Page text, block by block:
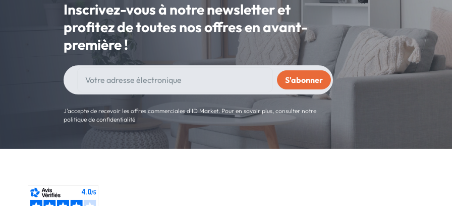
Inscrivez-vous à notre newsletter et
profitez de toutes nos offres en avant-
première !
J'accepte de recevoir les offres commerciales d'ID Market. Pour en savoir plus, consulter notre
politique de confidentialité